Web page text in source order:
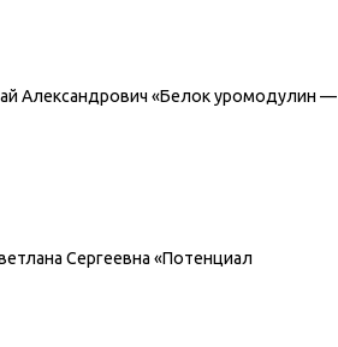
Александрович «Белок уромодулин —
Сергеевна «Потенциал